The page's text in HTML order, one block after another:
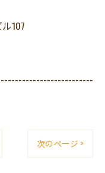
107
次のページ >